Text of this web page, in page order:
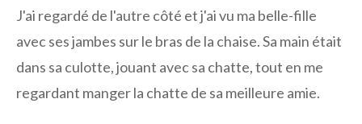
J'ai regardé de l'autre côté et j'ai vu ma belle-fille
avec ses jambes sur le bras de la chaise. Sa main était
dans sa culotte, jouant avec sa chatte, tout en me
regardant manger la chatte de sa meilleure amie.